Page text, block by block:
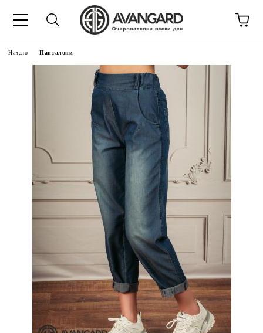
Начало Панталони